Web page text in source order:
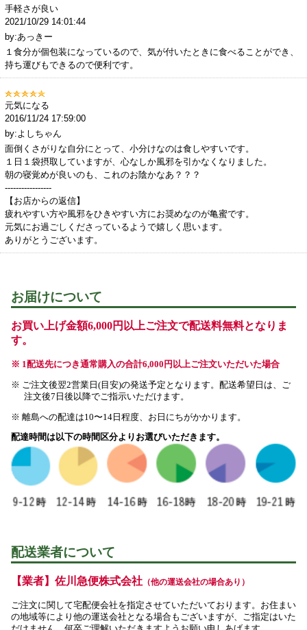
手軽さが良い
2021/10/29 14:01:44
by:あっきー
１食分が個包装になっているので、気が付いたときに食べることができ、
持ち運びもできるので便利です。
元気になる
2016/11/24 17:59:00
by:よしちゃん
面倒くさがりな自分にとって、小分けなのは食しやすいです。
１日１袋摂取していますが、心なしか風邪を引かなくなりました。
朝の寝覚めが良いのも、これのお陰かなあ？？？
-----------------
【お店からの返信】
疲れやすい方や風邪をひきやすい方にお奨めなのが亀蜜です。
元気にお過ごしくださっているようで嬉しく思います。
ありがとうございます。